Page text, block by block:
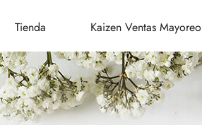
Tienda Kaizen Ventas Mayoreo